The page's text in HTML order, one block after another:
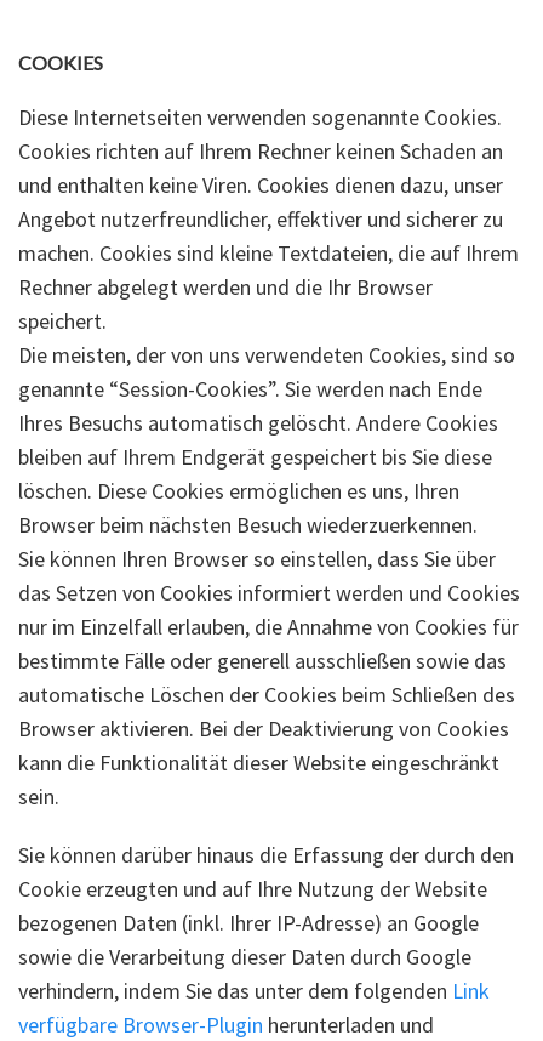
COOKIES
Diese Internetseiten verwenden sogenannte Cookies.
Cookies richten auf Ihrem Rechner keinen Schaden an
und enthalten keine Viren. Cookies dienen dazu, unser
Angebot nutzerfreundlicher, effektiver und sicherer zu
machen. Cookies sind kleine Textdateien, die auf Ihrem
Rechner abgelegt werden und die Ihr Browser
speichert.
Die meisten, der von uns verwendeten Cookies, sind so
genannte “Session-Cookies”. Sie werden nach Ende
Ihres Besuchs automatisch gelöscht. Andere Cookies
bleiben auf Ihrem Endgerät gespeichert bis Sie diese
löschen. Diese Cookies ermöglichen es uns, Ihren
Browser beim nächsten Besuch wiederzuerkennen.
Sie können Ihren Browser so einstellen, dass Sie über
das Setzen von Cookies informiert werden und Cookies
nur im Einzelfall erlauben, die Annahme von Cookies für
bestimmte Fälle oder generell ausschließen sowie das
automatische Löschen der Cookies beim Schließen des
Browser aktivieren. Bei der Deaktivierung von Cookies
kann die Funktionalität dieser Website eingeschränkt
sein.
Sie können darüber hinaus die Erfassung der durch den
Cookie erzeugten und auf Ihre Nutzung der Website
bezogenen Daten (inkl. Ihrer IP-Adresse) an Google
sowie die Verarbeitung dieser Daten durch Google
verhindern, indem Sie das unter dem folgenden Link
verfügbare Browser-Plugin herunterladen und